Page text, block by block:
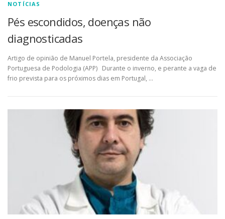
NOTÍCIAS
Pés escondidos, doenças não
diagnosticadas
Artigo de opinião de Manuel Portela, presidente da Associação
Portuguesa de Podologia (APP) Durante o inverno, e perante a vaga de
frio prevista para os próximos dias em Portugal, …